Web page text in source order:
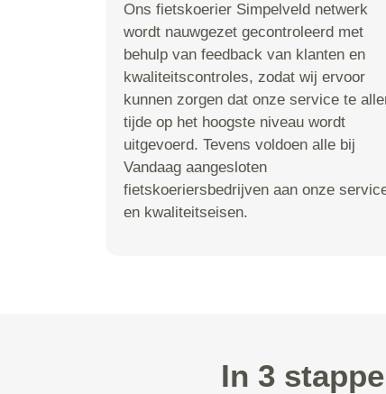
Ons fietskoerier Simpelveld netwerk
wordt nauwgezet gecontroleerd met
behulp van feedback van klanten en
kwaliteitscontroles, zodat wij ervoor
kunnen zorgen dat onze service te
tijde op het hoogste niveau wordt
uitgevoerd. Tevens voldoen alle bij
Vandaag aangesloten
fietskoeriersbedrijven aan onze
en kwaliteitseisen.
In 3